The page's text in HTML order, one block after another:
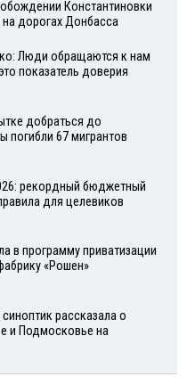
Константиновки
на дорогах Донбасса
Люди обращаются к нам
показатель доверия
добраться до
погибли 67 мигрантов
рекордный бюджетный
для целевиков
в программу приватизации
«Рошен»
рассказала о
и Подмосковье на